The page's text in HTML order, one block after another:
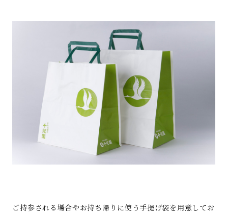
ご持参される場合やお持ち帰りに使う手提げ袋を用意してお